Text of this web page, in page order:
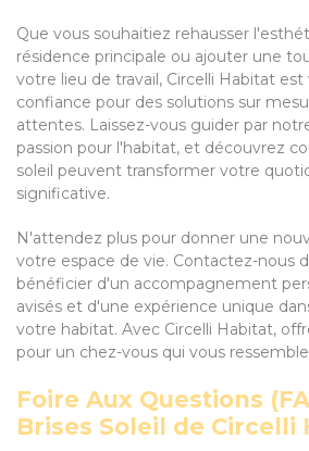
Que vous souhaitiez rehausser
résidence principale ou ajouter une
votre lieu de travail, Circelli Habitat
confiance pour des solutions sur
attentes. Laissez-vous guider par
passion pour l'habitat, et découvrez
soleil peuvent transformer votre
significative.
N'attendez plus pour donner une
votre espace de vie. Contactez-nous
bénéficier d'un accompagnement
avisés et d'une expérience unique
votre habitat. Avec Circelli Habitat,
pour un chez-vous qui vous
Foire Aux Questions
Brises Soleil de Circelli